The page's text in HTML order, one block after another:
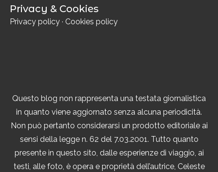
Privacy & Cookies
Privacy policy · Cookies policy
Questo blog non rappresenta una testata giornalistica
in quanto viene aggiornato senza alcuna periodicità.
Non può pertanto considerarsi un prodotto editoriale ai
sensi della legge n. 62 del 7.03.2001. Tutto quanto
presente in questo sito, dalle esperienze di viaggio, ai
testi, alle foto, è opera e proprietà dell’autrice, Celeste